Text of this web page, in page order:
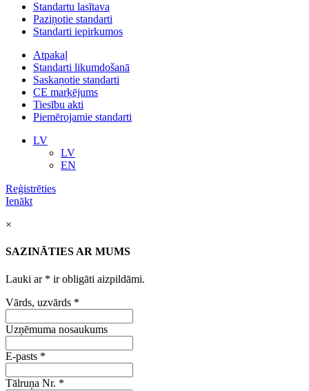
Standartu lasītava
Paziņotie standarti
Standarti iepirkumos
Atpakaļ
Standarti likumdošanā
Saskaņotie standarti
CE marķējums
Tiesību akti
Piemērojamie standarti
LV
LV
EN
Reģistrēties
Ienākt
×
SAZINĀTIES AR MUMS
Lauki ar * ir obligāti aizpildāmi.
Vārds, uzvārds *
Uzņēmuma nosaukums
E-pasts *
Tālruņa Nr. *